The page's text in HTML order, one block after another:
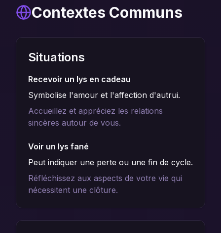
Contextes Communs
Situations
Recevoir un lys en cadeau
Symbolise l'amour et l'affection d'autrui.
Accueillez et appréciez les relations
sincères autour de vous.
Voir un lys fané
Peut indiquer une perte ou une fin de cycle.
Réfléchissez aux aspects de votre vie qui
nécessitent une clôture.